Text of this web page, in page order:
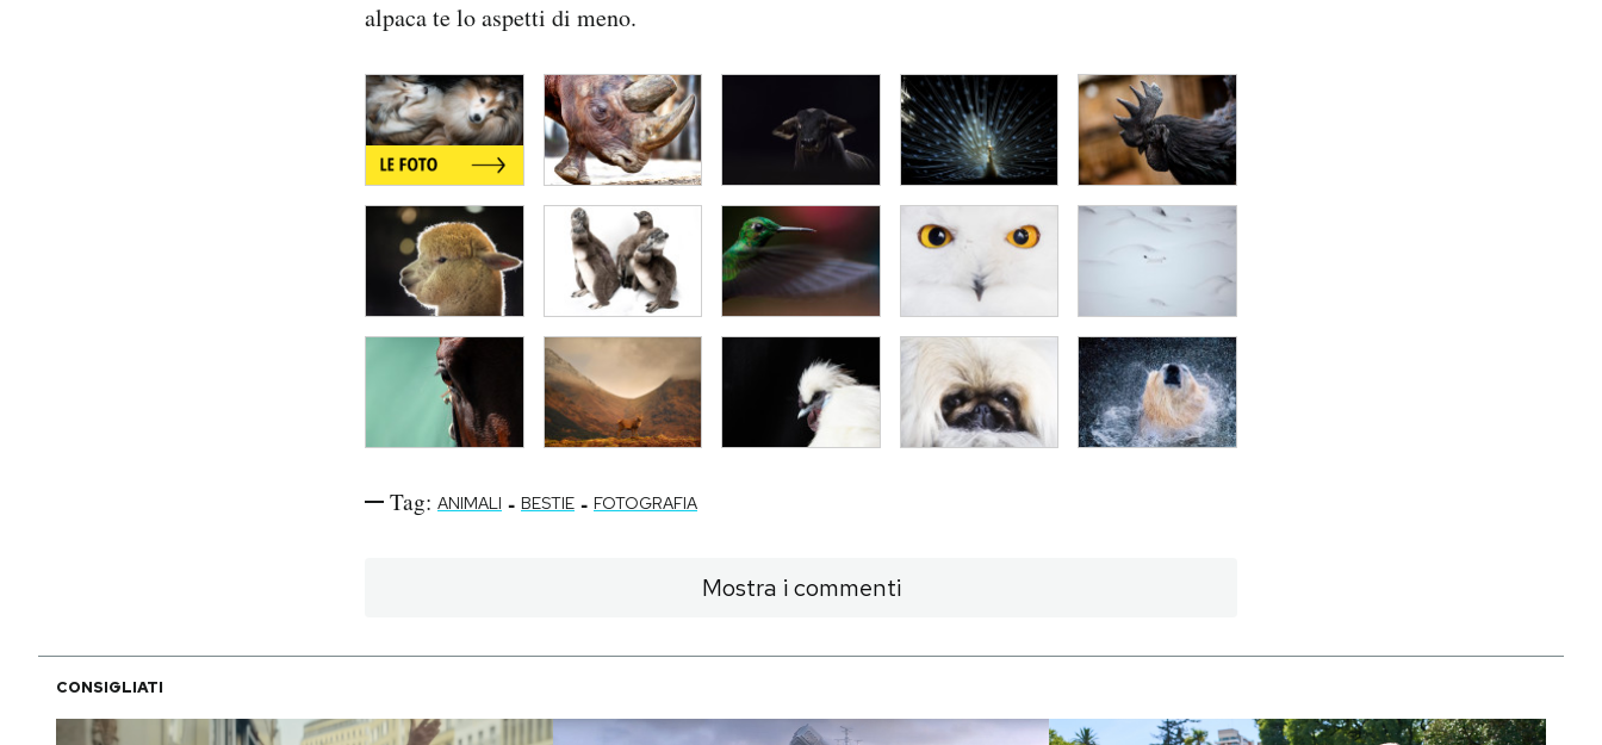
alpaca te lo aspetti di meno.
Tag: ANIMALI - BESTIE - FOTOGRAFIA
Mostra i commenti
CONSIGLIATI